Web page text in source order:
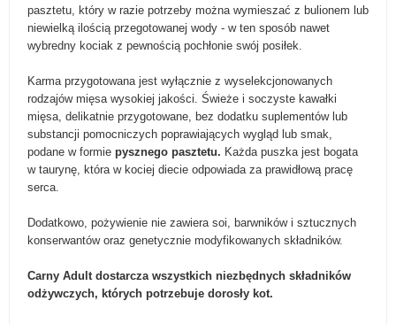
pasztetu, który w razie potrzeby można wymieszać z bulionem lub
niewielką ilością przegotowanej wody - w ten sposób nawet
wybredny kociak z pewnością pochłonie swój posiłek.
Karma przygotowana jest wyłącznie z wyselekcjonowanych
rodzajów mięsa wysokiej jakości. Świeże i soczyste kawałki
mięsa, delikatnie przygotowane, bez dodatku suplementów lub
substancji pomocniczych poprawiających wygląd lub smak,
podane w formie pysznego pasztetu. Każda puszka jest bogata
w taurynę, która w kociej diecie odpowiada za prawidłową pracę
serca.
Dodatkowo, pożywienie nie zawiera soi, barwników i sztucznych
konserwantów oraz genetycznie modyfikowanych składników.
Carny Adult dostarcza wszystkich niezbędnych składników
odżywczych, których potrzebuje dorosły kot.